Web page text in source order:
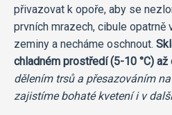
přivazovat k opoře, aby se
prvních mrazech, cibule
zeminy a necháme oschnout.
chladném prostředí (5-10 °C) až
dělením trsů a přesazováním
zajistíme bohaté kvetení i v